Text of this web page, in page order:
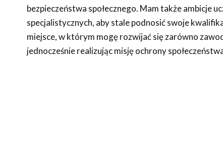
bezpieczeństwa społecznego. Mam także ambicje
specjalistycznych, aby stale podnosić swoje
miejsce, w którym mogę rozwijać się zarówno
jednocześnie realizując misję ochrony